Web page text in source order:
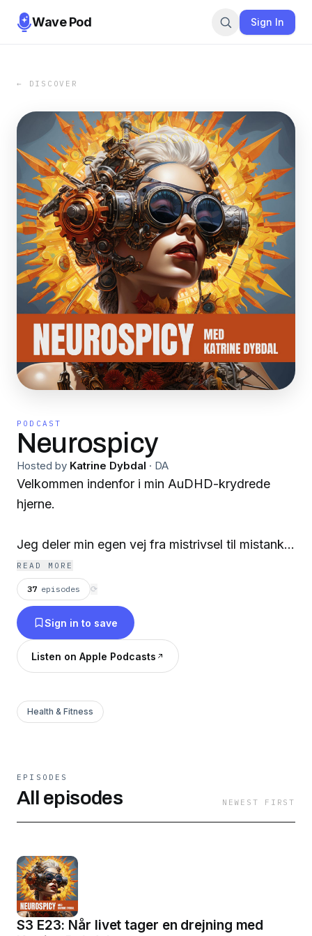
Wave Pod Sign In
← DISCOVER
PODCAST
Neurospicy
Hosted by Katrine Dybdal · DA
Velkommen indenfor i min AuDHD-krydrede
hjerne.
Jeg deler min egen vej fra mistrivsel til mistanke,
udredning og diagnose og ikke mindst hvad det
har betydet for mit liv.
Men det handler ikke kun om mig!
Neurodivergens er på agendaen mange steder,
så jeg udforsker arbejdslivet, kærlighedslivet,
gennem samtaler, refleksioner og interviews.
READ MORE
37 episodes ⟳
Sign in to save
Listen on Apple Podcasts
Health & Fitness
EPISODES
All episodes NEWEST FIRST
S3 E23: Når livet tager en drejning med